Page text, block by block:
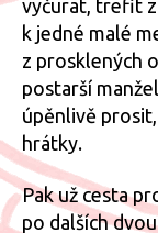
vyčurat, trefit
k jedné malé
z prosklených
postarší
úpěnlivě
hrátky.
Pak už cesta
po dalších